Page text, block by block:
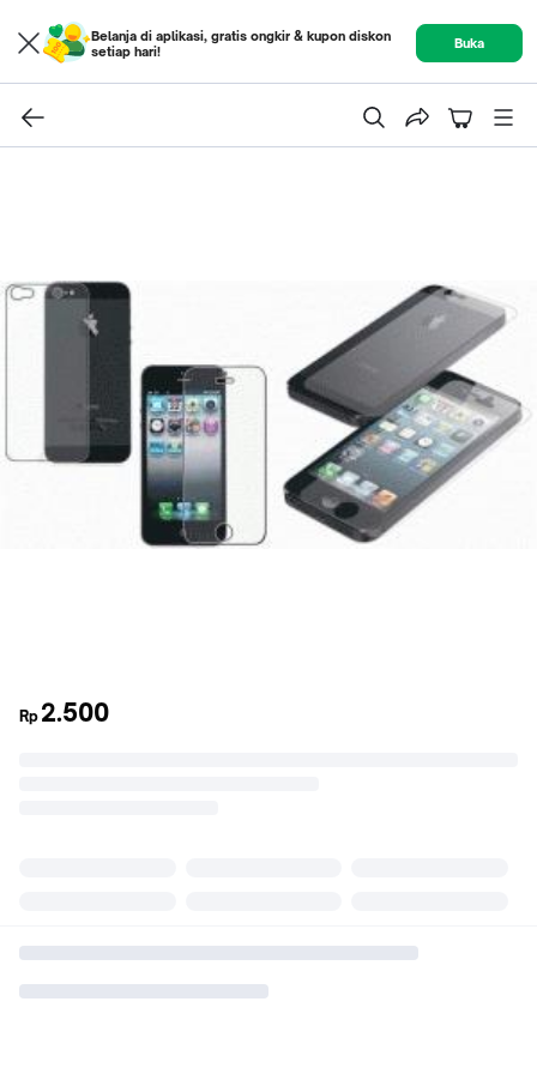
Belanja di aplikasi, gratis ongkir & kupon diskon
setiap hari!
Buka
Rp 2.500